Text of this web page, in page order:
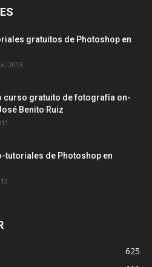
gratuitos de Photoshop en
2013
curso gratuito de fotografía on-
Benito Ruiz
tutoriales de Photoshop en
625